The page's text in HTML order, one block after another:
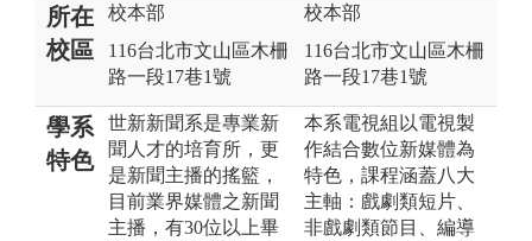
所在
校區
校本部
116台北市文山區木柵
路一段17巷1號
校本部
116台北市文山區木柵
路一段17巷1號
學系
特色
世新新聞系是專業新
聞人才的培育所，更
是新聞主播的搖籃，
目前業界媒體之新聞
主播，有30位以上畢
本系電視組以電視製
作結合數位新媒體為
特色，課程涵蓋八大
主軸：戲劇類短片、
非戲劇類節目、編導